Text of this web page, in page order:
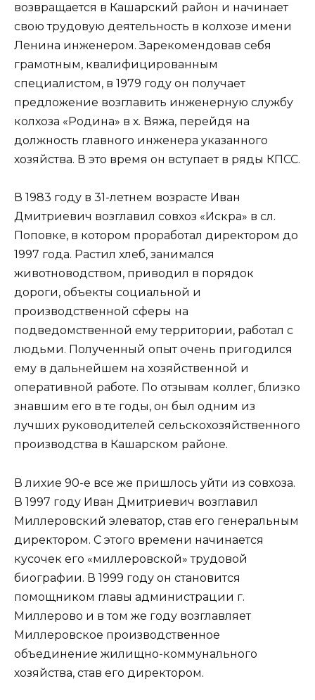
возвращается в Кашарский район и начинает
свою трудовую деятельность в колхозе имени
Ленина инженером. Зарекомендовав себя
грамотным, квалифицированным
специалистом, в 1979 году он получает
предложение возглавить инженерную службу
колхоза «Родина» в х. Вяжа, перейдя на
должность главного инженера указанного
хозяйства. В это время он вступает в ряды КПСС.
В 1983 году в 31-летнем возрасте Иван
Дмитриевич возглавил совхоз «Искра» в сл.
Поповке, в котором проработал директором до
1997 года. Растил хлеб, занимался
животноводством, приводил в порядок
дороги, объекты социальной и
производственной сферы на
подведомственной ему территории, работал с
людьми. Полученный опыт очень пригодился
ему в дальнейшем на хозяйственной и
оперативной работе. По отзывам коллег, близко
знавшим его в те годы, он был одним из
лучших руководителей сельскохозяйственного
производства в Кашарском районе.
В лихие 90-е все же пришлось уйти из совхоза.
В 1997 году Иван Дмитриевич возглавил
Миллеровский элеватор, став его генеральным
директором. С этого времени начинается
кусочек его «миллеровской» трудовой
биографии. В 1999 году он становится
помощником главы администрации г.
Миллерово и в том же году возглавляет
Миллеровское производственное
объединение жилищно-коммунального
хозяйства, став его директором.